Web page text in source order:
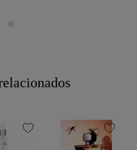
favorite